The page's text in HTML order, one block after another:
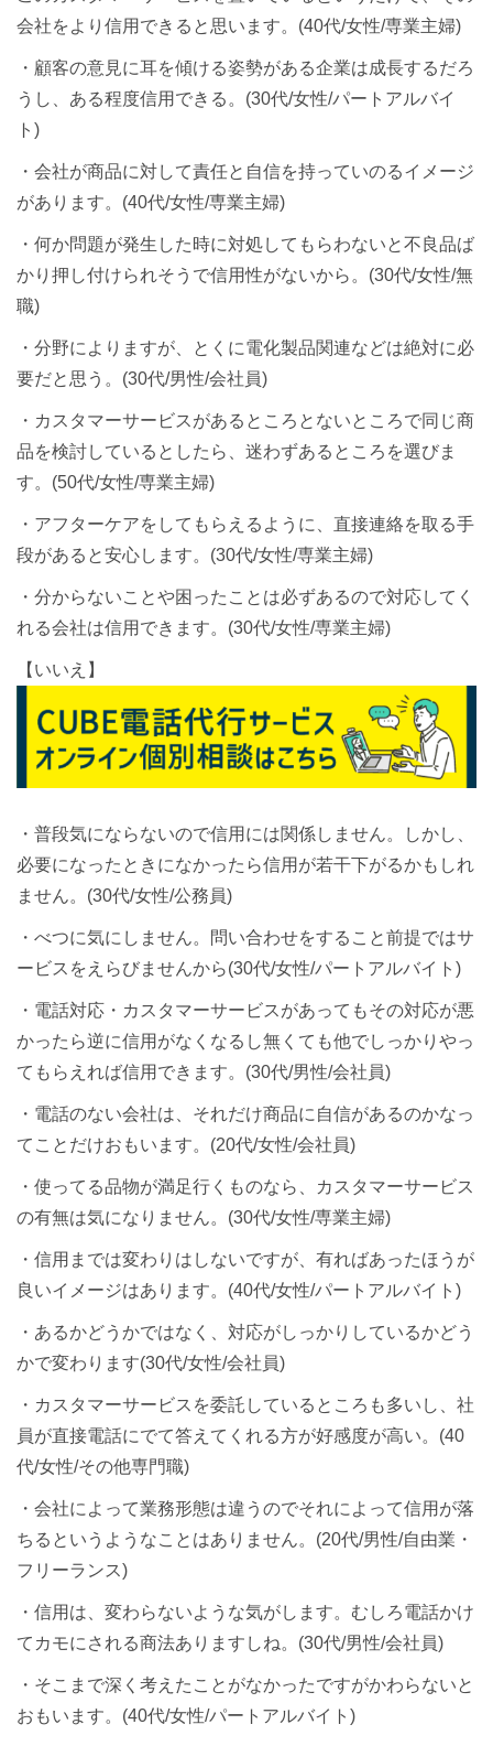
会社をより信用できると思います。(40代/女性/専業主婦)
・顧客の意見に耳を傾ける姿勢がある企業は成長するだろ
うし、ある程度信用できる。(30代/女性/パートアルバイ
ト)
・会社が商品に対して責任と自信を持っていのるイメージ
があります。(40代/女性/専業主婦)
・何か問題が発生した時に対処してもらわないと不良品ば
かり押し付けられそうで信用性がないから。(30代/女性/無
職)
・分野によりますが、とくに電化製品関連などは絶対に必
要だと思う。(30代/男性/会社員)
・カスタマーサービスがあるところとないところで同じ商
品を検討しているとしたら、迷わずあるところを選びま
す。(50代/女性/専業主婦)
・アフターケアをしてもらえるように、直接連絡を取る手
段があると安心します。(30代/女性/専業主婦)
・分からないことや困ったことは必ずあるので対応してく
れる会社は信用できます。(30代/女性/専業主婦)
【いいえ】
・普段気にならないので信用には関係しません。しかし、
必要になったときになかったら信用が若干下がるかもしれ
ません。(30代/女性/公務員)
・べつに気にしません。問い合わせをすること前提ではサ
ービスをえらびませんから(30代/女性/パートアルバイト)
・電話対応・カスタマーサービスがあってもその対応が悪
かったら逆に信用がなくなるし無くても他でしっかりやっ
てもらえれば信用できます。(30代/男性/会社員)
・電話のない会社は、それだけ商品に自信があるのかなっ
てことだけおもいます。(20代/女性/会社員)
・使ってる品物が満足行くものなら、カスタマーサービス
の有無は気になりません。(30代/女性/専業主婦)
・信用までは変わりはしないですが、有ればあったほうが
良いイメージはあります。(40代/女性/パートアルバイト)
・あるかどうかではなく、対応がしっかりしているかどう
かで変わります(30代/女性/会社員)
・カスタマーサービスを委託しているところも多いし、社
員が直接電話にでて答えてくれる方が好感度が高い。(40
代/女性/その他専門職)
・会社によって業務形態は違うのでそれによって信用が落
ちるというようなことはありません。(20代/男性/自由業・
フリーランス)
・信用は、変わらないような気がします。むしろ電話かけ
てカモにされる商法ありますしね。(30代/男性/会社員)
・そこまで深く考えたことがなかったですがかわらないと
おもいます。(40代/女性/パートアルバイト)